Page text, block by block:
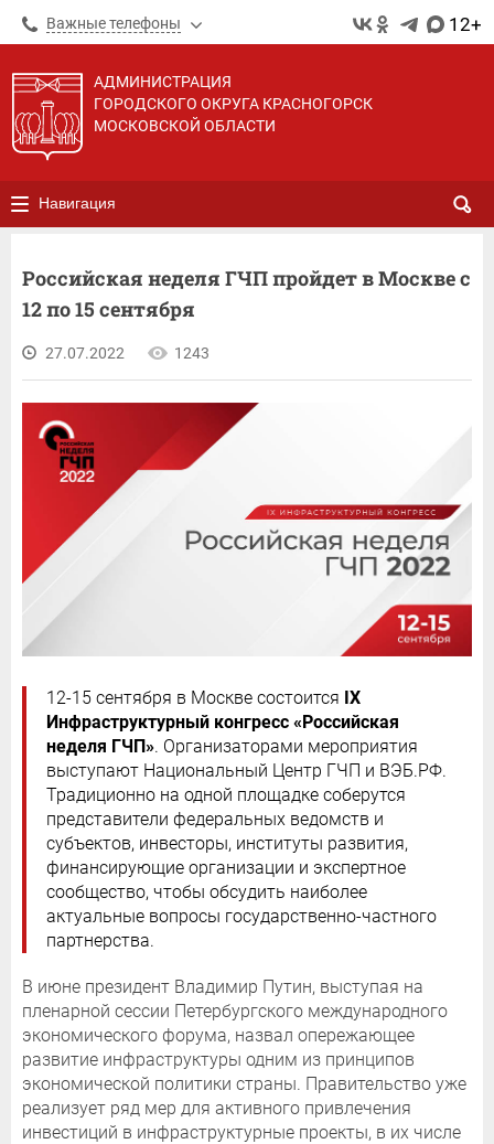
Важные телефоны 12+
АДМИНИСТРАЦИЯ
ГОРОДСКОГО ОКРУГА КРАСНОГОРСК
МОСКОВСКОЙ ОБЛАСТИ
Навигация
Российская неделя ГЧП пройдет в Москве с
12 по 15 сентября
27.07.2022 1243
12-15 сентября в Москве состоится IX
Инфраструктурный конгресс «Российская
неделя ГЧП». Организаторами мероприятия
выступают Национальный Центр ГЧП и ВЭБ.РФ.
Традиционно на одной площадке соберутся
представители федеральных ведомств и
субъектов, инвесторы, институты развития,
финансирующие организации и экспертное
сообщество, чтобы обсудить наиболее
актуальные вопросы государственно-частного
партнерства.
В июне президент Владимир Путин, выступая на
пленарной сессии Петербургского международного
экономического форума, назвал опережающее
развитие инфраструктуры одним из принципов
экономической политики страны. Правительство уже
реализует ряд мер для активного привлечения
инвестиций в инфраструктурные проекты, в их числе